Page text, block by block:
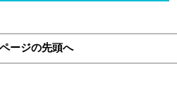
ージの先頭へ